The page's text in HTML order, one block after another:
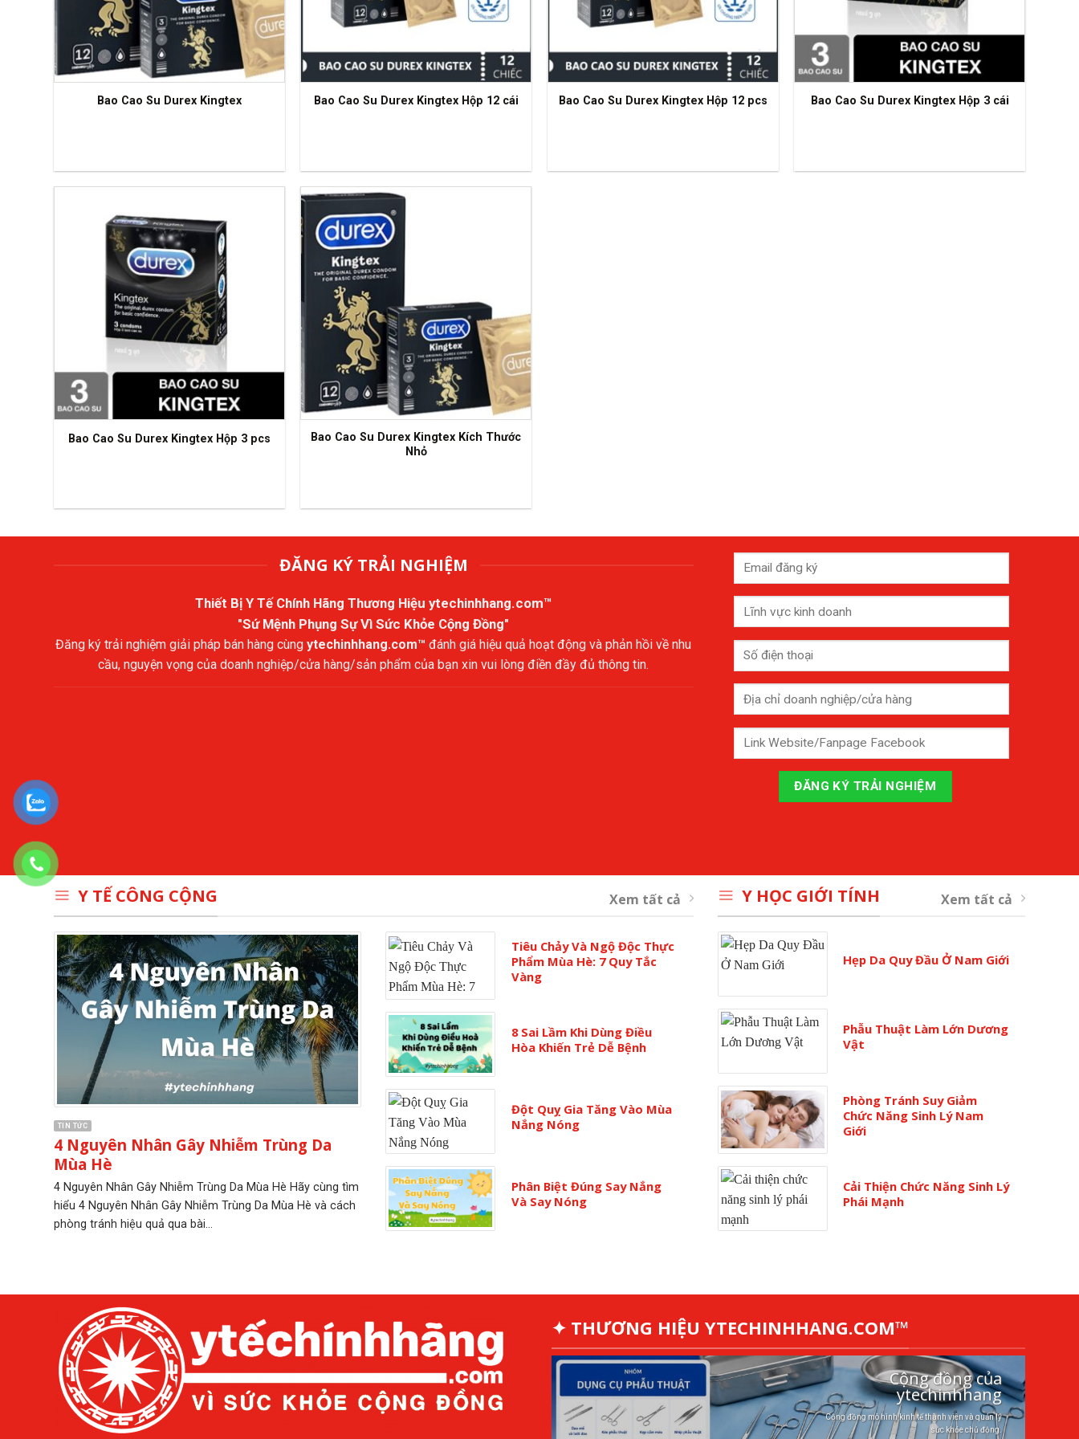
Bao Cao Su Durex Kingtex Bao Cao Su Durex Kingtex Hộp 12 cái Bao Cao Su Durex Kingtex Hộp 12 pcs Bao Cao Su Durex Kingtex Hộp 3 cái
Bao Cao Su Durex Kingtex Hộp 3 pcs
Bao Cao Su Durex Kingtex Kích Thước
Nhỏ
ĐĂNG KÝ TRẢI NGHIỆM
Thiết Bị Y Tế Chính Hãng Thương Hiệu ytechinhhang.com™
"Sứ Mệnh Phụng Sự Vì Sức Khỏe Cộng Đồng"
Đăng ký trải nghiệm giải pháp bán hàng cùngytechinhhang.com™đánh giá hiệu quả hoạt động và phản hồi về nhu
cầu, nguyện vọng của doanh nghiệp/cửa hàng/sản phẩm của bạn xin vui lòng điền đầy đủ thông tin.
Y TẾ CÔNG CỘNG Xem tất cả
TIN TỨC
4 Nguyên Nhân Gây Nhiễm Trùng Da
Mùa Hè
4 Nguyên Nhân Gây Nhiễm Trùng Da Mùa Hè Hãy cùng tìm
hiểu 4 Nguyên Nhân Gây Nhiễm Trùng Da Mùa Hè và cách
phòng tránh hiệu quả qua bài...
Tiêu Chảy Và Ngộ Độc Thực
Phẩm Mùa Hè: 7 Quy Tắc
Vàng
8 Sai Lầm Khi Dùng Điều
Hòa Khiến Trẻ Dễ Bệnh
Đột Quỵ Gia Tăng Vào Mùa
Nắng Nóng
Phân Biệt Đúng Say Nắng
Và Say Nóng
Y HỌC GIỚI TÍNH Xem tất cả
Hẹp Da Quy Đầu Ở Nam Giới
Phẫu Thuật Làm Lớn Dương
Vật
Phòng Tránh Suy Giảm
Chức Năng Sinh Lý Nam
Giới
Cải Thiện Chức Năng Sinh Lý
Phái Mạnh
✦ THƯƠNG HIỆU YTECHINHHANG.COM™
Cộng đồng của
ytechinhhang
Cộng đồng mô hình kinh tế thành viên và quản lý
sức khỏe chủ động.